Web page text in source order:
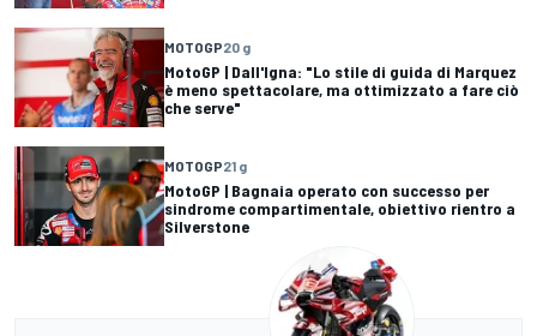
MOTOGP20 g
MotoGP | Dall'Igna: "Lo stile di guida di Marquez
è meno spettacolare, ma ottimizzato a fare ciò
che serve"
MOTOGP21 g
MotoGP | Bagnaia operato con successo per
sindrome compartimentale, obiettivo rientro a
Silverstone